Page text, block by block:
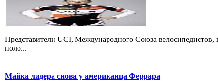
Представители UCI, Международного Союза
поло...
Майка лидера снова у американца Феррара